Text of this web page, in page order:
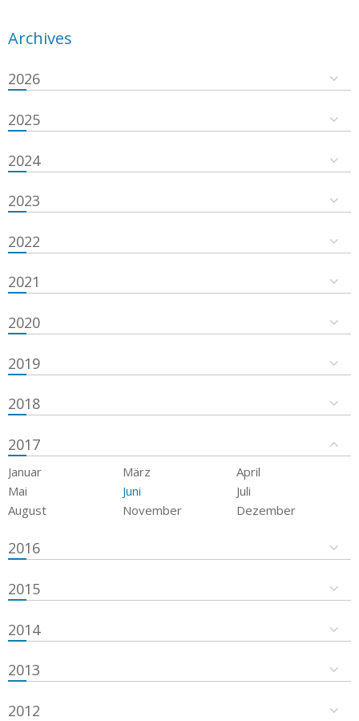
Archives
2026
2025
2024
2023
2022
2021
2020
2019
2018
2017
Januar März
April
Mai
Juni
Juli
August
November Dezember
2016
2015
2014
2013
2012